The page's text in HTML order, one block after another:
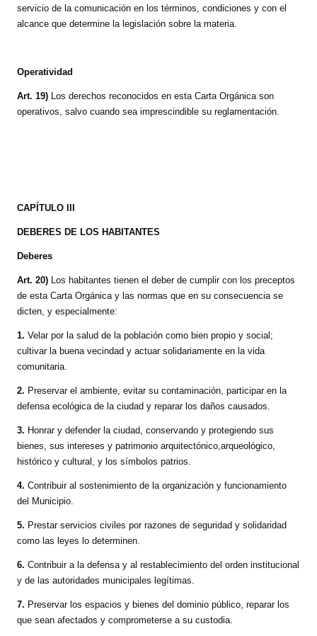
servicio de la comunicación en los términos, condiciones y con el
alcance que determine la legislación sobre la materia.
Operatividad
Art. 19) Los derechos reconocidos en esta Carta Orgánica son
operativos, salvo cuando sea imprescindible su reglamentación.
CAPÍTULO III
DEBERES DE LOS HABITANTES
Deberes
Art. 20) Los habitantes tienen el deber de cumplir con los preceptos
de esta Carta Orgánica y las normas que en su consecuencia se
dicten, y especialmente:
1. Velar por la salud de la población como bien propio y social;
cultivar la buena vecindad y actuar solidariamente en la vida
comunitaria.
2. Preservar el ambiente, evitar su contaminación, participar en la
defensa ecológica de la ciudad y reparar los daños causados.
3. Honrar y defender la ciudad, conservando y protegiendo sus
bienes, sus intereses y patrimonio arquitectónico,arqueológico,
histórico y cultural, y los símbolos patrios.
4. Contribuir al sostenimiento de la organización y funcionamiento
del Municipio.
5. Prestar servicios civiles por razones de seguridad y solidaridad
como las leyes lo determinen.
6. Contribuir a la defensa y al restablecimiento del orden institucional
y de las autoridades municipales legítimas.
7. Preservar los espacios y bienes del dominio público, reparar los
que sean afectados y comprometerse a su custodia.